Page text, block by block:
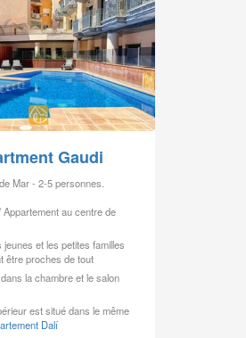
Gaudi
Mar - 2-5 personnes.
Appartement au centre de
jeunes et les petites familles
être proches de tout
la chambre et le salon
est situé dans le même
Dalí